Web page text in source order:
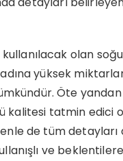
olan
yüksek
Öte
kalitesi tatmin edici
de tüm
ve